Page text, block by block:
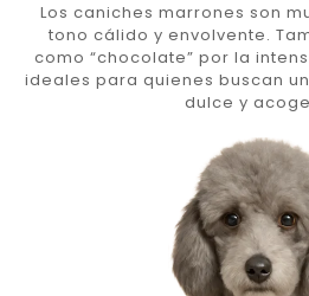
Los caniches marrones son
tono cálido y envolvente.
como “chocolate” por la
ideales para quienes buscan
dulce y